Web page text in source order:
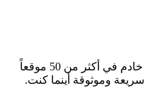
تمتلك BearVPN أكثر من 2000 خادم في أكثر من 50 موقعاً
وموثوقة أينما كنت.